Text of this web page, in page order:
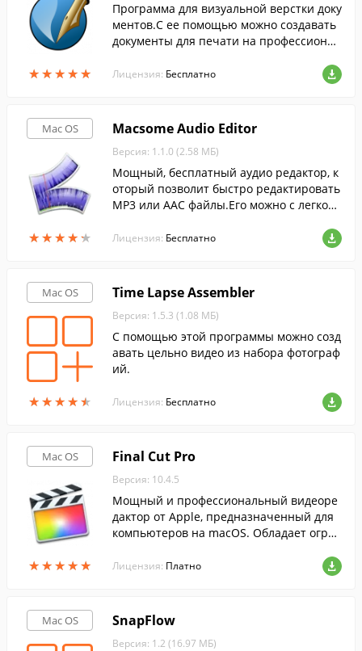
★★★★★
★★★★★
Программа для визуальной верстки доку
ментов.С ее помощью можно создавать
документы для печати на профессионал
Лицензия: Бесплатно
Mac OS
★★★★★
★★★★★
Macsome Audio Editor
Версия: 1.1.0 (2.58 МБ)
Мощный, бесплатный аудио редактор, к
оторый позволит быстро редактировать
MP3 или AAC файлы.Его можно с легкост
езать его, а так же делить на части.
Лицензия: Бесплатно
Mac OS
★★★★★
★★★★★
Time Lapse Assembler
Версия: 1.5.3 (1.08 МБ)
С помощью этой программы можно созд
авать цельно видео из набора фотограф
ий.
Лицензия: Бесплатно
Mac OS
★★★★★
★★★★★
Final Cut Pro
Версия: 10.4.5
Мощный и профессиональный видеоре
дактор от Apple, предназначенный для
компьютеров на macOS. Обладает огро
также обладает невероятной скоростью
Лицензия: Платно
Mac OS SnapFlow
Версия: 1.2 (16.97 МБ)